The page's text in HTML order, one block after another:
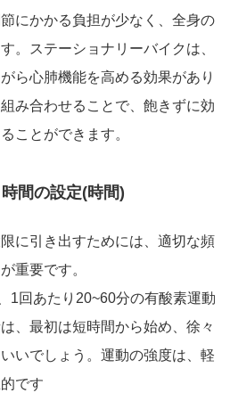
にかかる負担が少なく、全身の
。ステーショナリーバイクは、
ら心肺機能を高める効果があり
み合わせることで、飽きずに効
ことができます。
間の設定(時間)
に引き出すためには、適切な頻
重要です。
1回あたり20~60分の有酸素運動
、最初は短時間から始め、徐々
いでしょう。運動の強度は、軽
です